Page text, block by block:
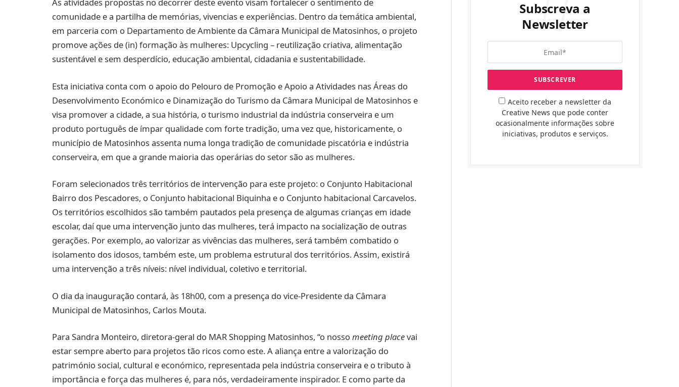
As atividades propostas no decorrer deste evento visam fortalecer o sentimento de
comunidade e a partilha de memórias, vivencias e experiências. Dentro da temática ambiental,
em parceria com o Departamento de Ambiente da Câmara Municipal de Matosinhos, o projeto
promove ações de (in) formação às mulheres: Upcycling – reutilização criativa, alimentação
sustentável e sem desperdício, educação ambiental, cidadania e sustentabilidade.
Esta iniciativa conta com o apoio do Pelouro de Promoção e Apoio a Atividades nas Áreas do
Desenvolvimento Económico e Dinamização do Turismo da Câmara Municipal de Matosinhos e
visa promover a cidade, a sua história, o turismo industrial da indústria conserveira e um
produto português de ímpar qualidade com forte tradição, uma vez que, historicamente, o
município de Matosinhos assenta numa longa tradição de comunidade piscatória e indústria
conserveira, em que a grande maioria das operárias do setor são as mulheres.
Foram selecionados três territórios de intervenção para este projeto: o Conjunto Habitacional
Bairro dos Pescadores, o Conjunto habitacional Biquinha e o Conjunto habitacional Carcavelos.
Os territórios escolhidos são também pautados pela presença de algumas crianças em idade
escolar, daí que uma intervenção junto das mulheres, terá impacto na socialização de outras
gerações. Por exemplo, ao valorizar as vivências das mulheres, será também combatido o
isolamento dos idosos, também este, um problema estrutural dos territórios. Assim, existirá
uma intervenção a três níveis: nível individual, coletivo e territorial.
O dia da inauguração contará, às 18h00, com a presença do vice-Presidente da Câmara
Municipal de Matosinhos, Carlos Mouta.
Para Sandra Monteiro, diretora-geral do MAR Shopping Matosinhos, “o nossomeeting placevai
estar sempre aberto para projetos tão ricos como este. A aliança entre a valorização do
património social, cultural e económico, representada pela indústria conserveira e o tributo à
importância e força das mulheres é, para nós, verdadeiramente inspirador. E como parte da
Subscreva a
Newsletter
Aceito receber a newsletter da
Creative News que pode conter
ocasionalmente informações sobre
iniciativas, produtos e serviços.